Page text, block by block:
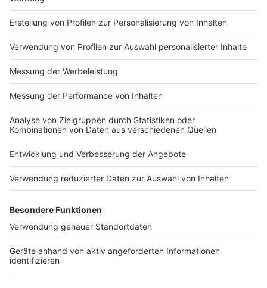
Impressum
Nutzungsbedingungen
Jobs
Presse
Werben
Archiv
ANTENNE BAYERN GROUP
Stiftung ANTENNE BAYERN
hilft
Kontakt
Studio-Hotline
Verkehrs-Hotline
Newsletter